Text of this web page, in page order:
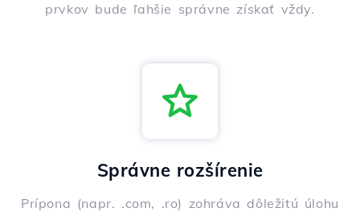
prvkov bude ľahšie správne získať vždy.
Správne rozšírenie
Prípona (napr. .com, .ro) zohráva dôležitú úlohu